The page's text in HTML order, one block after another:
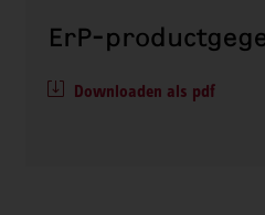
ErP-
Downloaden als pdf